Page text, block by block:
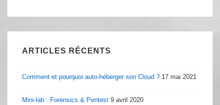
ARTICLES RÉCENTS
Comment et pourquoi auto-héberger son Cloud ? 17 mai 2021
Mini-lab : Forensics & Pentest 9 avril 2020